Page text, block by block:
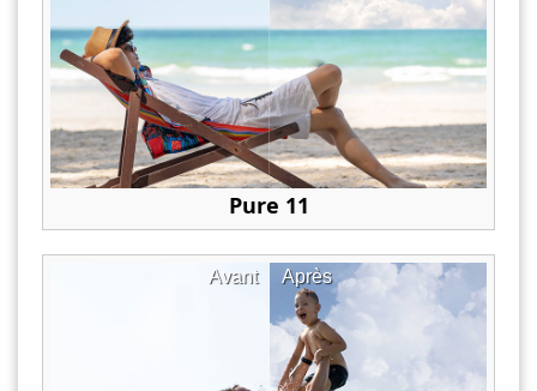
Pure 11
Après
Avant